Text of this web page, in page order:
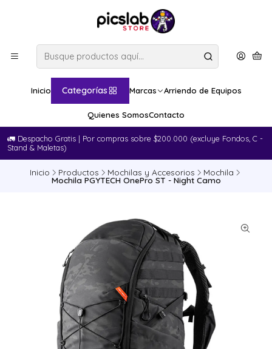
Inicio Categorías Marcas Arriendo de Equipos
Quienes SomosContacto
🚛​ Despacho Gratis | Por compras sobre $200.000 (excluye Fondos, C -
Stand & Maletas)
Inicio Productos Mochilas y Accesorios Mochila
Mochila PGYTECH OnePro ST - Night Camo